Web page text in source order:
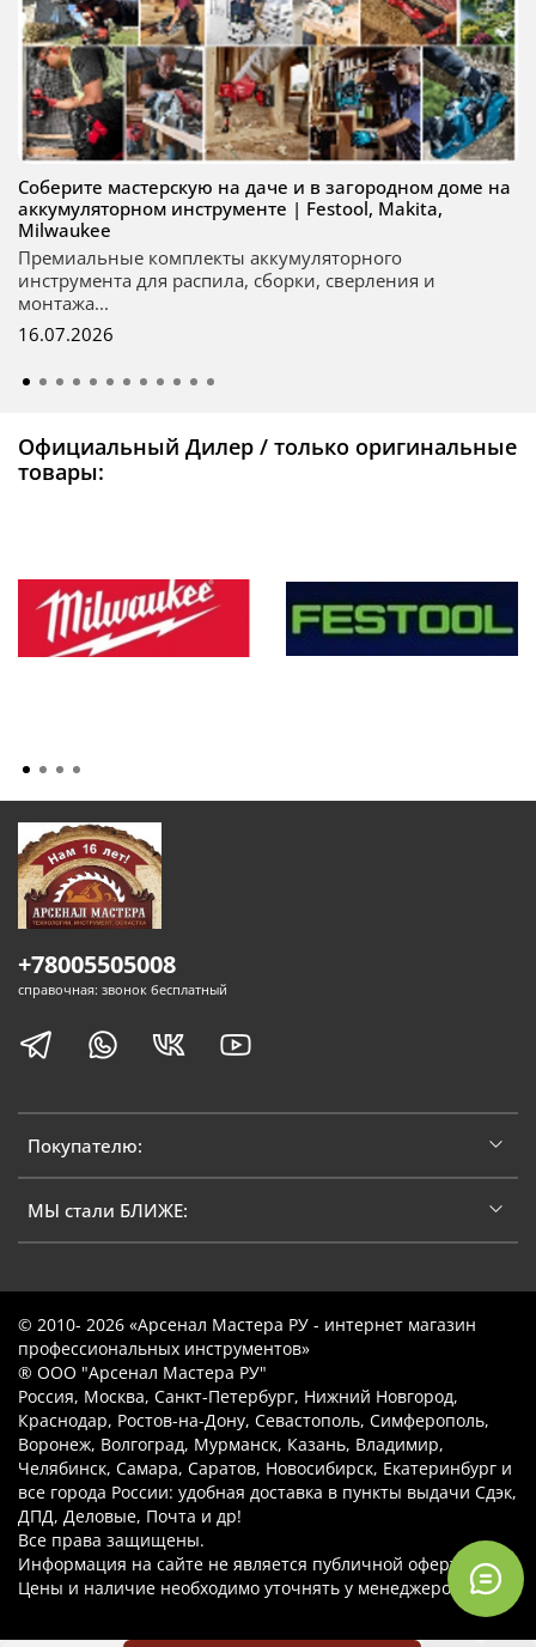
Соберите мастерскую на даче и в загородном доме на
аккумуляторном инструменте | Festool, Makita,
Milwaukee
Премиальные комплекты аккумуляторного
инструмента для распила, сборки, сверления и
монтажа...
16.07.2026
Официальный Дилер / только оригинальные
товары:
Покупателю:
МЫ стали БЛИЖЕ:
+78005505008
справочная: звонок бесплатный
© 2010- 2026 «Арсенал Мастера РУ - интернет магазин
профессиональных инструментов»
® ООО "Арсенал Мастера РУ"
Россия, Москва, Санкт-Петербург, Нижний Новгород,
Краснодар, Ростов-на-Дону, Севастополь, Симферополь,
Воронеж, Волгоград, Мурманск, Казань, Владимир,
Челябинск, Самара, Саратов, Новосибирск, Екатеринбург и
все города России: удобная доставка в пункты выдачи Сдэк,
ДПД, Деловые, Почта и др!
Все права защищены.
Информация на сайте не является публичной офертой.
Цены и наличие необходимо уточнять у менеджеров.